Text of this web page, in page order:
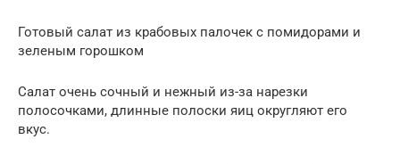
Готовый салат из крабовых палочек с помидорами и
зеленым горошком
Салат очень сочный и нежный из-за нарезки
полосочками, длинные полоски яиц округляют его
вкус.